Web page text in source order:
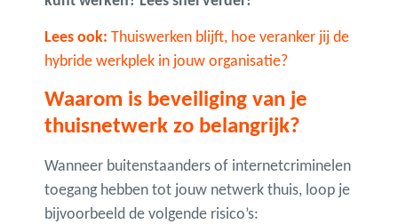
Lees ook: Thuiswerken blijft, hoe veranker jij de
hybride werkplek in jouw organisatie?
Waarom is beveiliging van je
thuisnetwerk zo belangrijk?
Wanneer buitenstaanders of internetcriminelen
toegang hebben tot jouw netwerk thuis, loop je
bijvoorbeeld de volgende risico’s: